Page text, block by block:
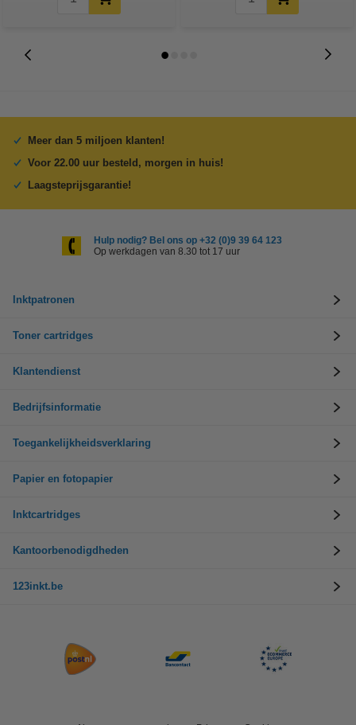
Meer dan 5 miljoen klanten!
Voor 22.00 uur besteld, morgen in huis!
Laagsteprijsgarantie!
Hulp nodig? Bel ons op +32 (0)9 39 64 123
Op werkdagen van 8.30 tot 17 uur
Inktpatronen
Toner cartridges
Klantendienst
Bedrijfsinformatie
Toegankelijkheidsverklaring
Papier en fotopapier
Inktcartridges
Kantoorbenodigdheden
123inkt.be